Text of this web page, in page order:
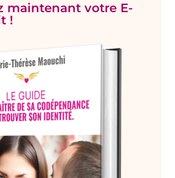
maintenant votre E-
!